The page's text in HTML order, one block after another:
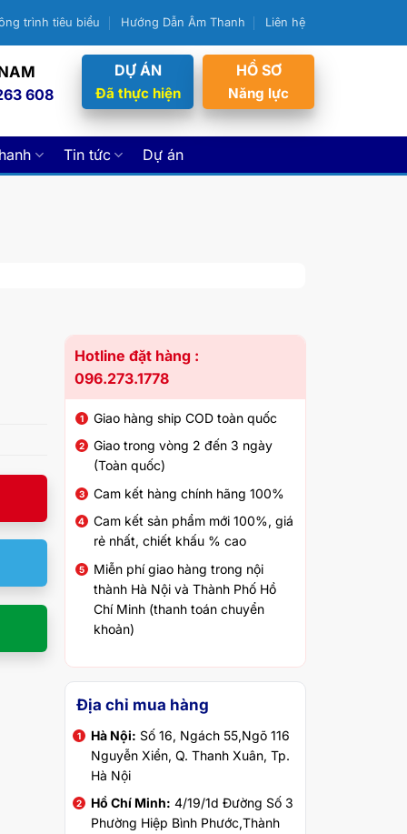
trình tiêu biểu Hướng Dẫn Âm Thanh Liên hệ
608
DỰ ÁN
Đã thực hiện
HỒ SƠ
Năng lực
Tin tức Dự án
Hotline đặt hàng :
096.273.1778
Giao hàng ship COD toàn quốc
Giao trong vòng 2 đến 3 ngày
(Toàn quốc)
Cam kết hàng chính hãng 100%
Cam kết sản phẩm mới 100%, giá
rẻ nhất, chiết khấu % cao
Miễn phí giao hàng trong nội
thành Hà Nội và Thành Phố Hồ
Chí Minh (thanh toán chuyển
khoản)
Địa chỉ mua hàng
Hà Nội: Số 16, Ngách 55,Ngõ 116
Nguyễn Xiển, Q. Thanh Xuân, Tp.
Hà Nội
Hồ Chí Minh: 4/19/1d Đường Số 3
Phường Hiệp Bình Phước,Thành